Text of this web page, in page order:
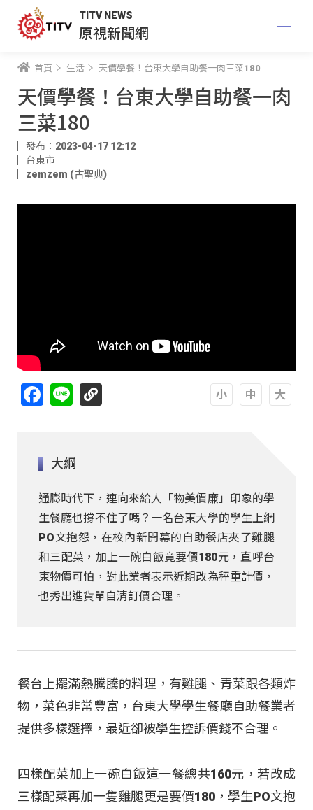
TITV NEWS
原視新聞網
首頁 生活 天價學餐！台東大學自助餐一肉三菜180
天價學餐！台東大學自助餐一肉
三菜180
發布：2023-04-17 12:12
台東市
zemzem (古聖典)
Facebook
Line
大綱
通膨時代下，連向來給人「物美價廉」印象的學
生餐廳也撐不住了嗎？一名台東大學的學生上網
PO文抱怨，在校內新開幕的自助餐店夾了雞腿
和三配菜，加上一碗白飯竟要價180元，直呼台
東物價可怕，對此業者表示近期改為秤重計價，
也秀出進貨單自清訂價合理。
餐台上擺滿熱騰騰的料理，有雞腿、青菜跟各類炸
物，菜色非常豐富，台東大學學生餐廳自助餐業者
提供多樣選擇，最近卻被學生控訴價錢不合理。
四樣配菜加上一碗白飯這一餐總共160元，若改成
三樣配菜再加一隻雞腿更是要價180，學生PO文抱